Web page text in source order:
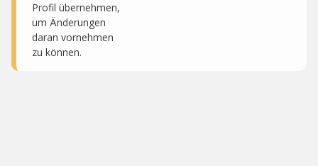
Profil übernehmen,
um Änderungen
daran vornehmen
zu können.